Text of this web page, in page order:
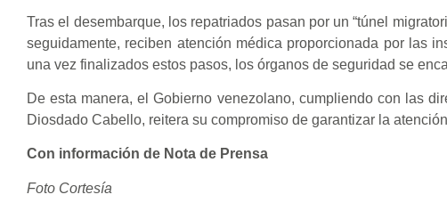
Tras el desembarque, los repatriados pasan por un “túnel
seguidamente, reciben atención médica proporcionada por las
una vez finalizados estos pasos, los órganos de seguridad se
De esta manera, el Gobierno venezolano, cumpliendo con las
Diosdado Cabello, reitera su compromiso de garantizar la
Con información de Nota de Prensa
Foto Cortesía